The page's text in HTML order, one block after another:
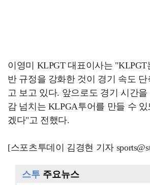
이영미 KLPGT 대표이사는 "KLPGT
반 규정을 강화한 것이 경기 속도
고 보고 있다. 앞으로도 경기 시간
감 넘치는 KLPGA투어를 만들 수
겠다"고 전했다.
[스포츠투데이 김경현 기자
스투 주요뉴스